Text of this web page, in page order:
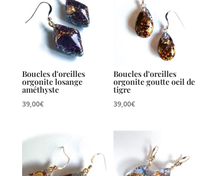
Boucles d’oreilles
orgonite losange
améthyste
39,00€
Boucles d’oreilles
orgonite goutte oeil de
tigre
39,00€